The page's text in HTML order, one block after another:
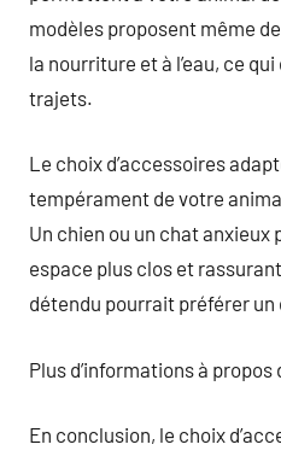
modèles proposent même
la nourriture et à l’eau, ce
trajets.
Le choix d’accessoires
tempérament de votre
Un chien ou un chat
espace plus clos et
détendu pourrait préférer un
Plus d’informations à propos
En conclusion, le choix